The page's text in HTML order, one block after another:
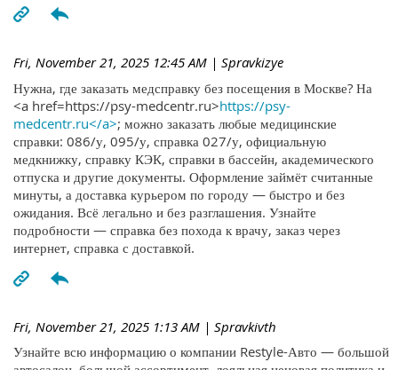
Fri, November 21, 2025 12:45 AM | Spravkizye
Нужна, где заказать медсправку без посещения в Москве? На
<a href=https://psy-medcentr.ru>https://psy-
medcentr.ru</a>; можно заказать любые медицинские
справки: 086/у, 095/у, справка 027/у, официальную
медкнижку, справку КЭК, справки в бассейн, академического
отпуска и другие документы. Оформление займёт считанные
минуты, а доставка курьером по городу — быстро и без
ожидания. Всё легально и без разглашения. Узнайте
подробности — справка без похода к врачу, заказ через
интернет, справка с доставкой.
Fri, November 21, 2025 1:13 AM | Spravkivth
Узнайте всю информацию о компании Restyle-Авто — большой